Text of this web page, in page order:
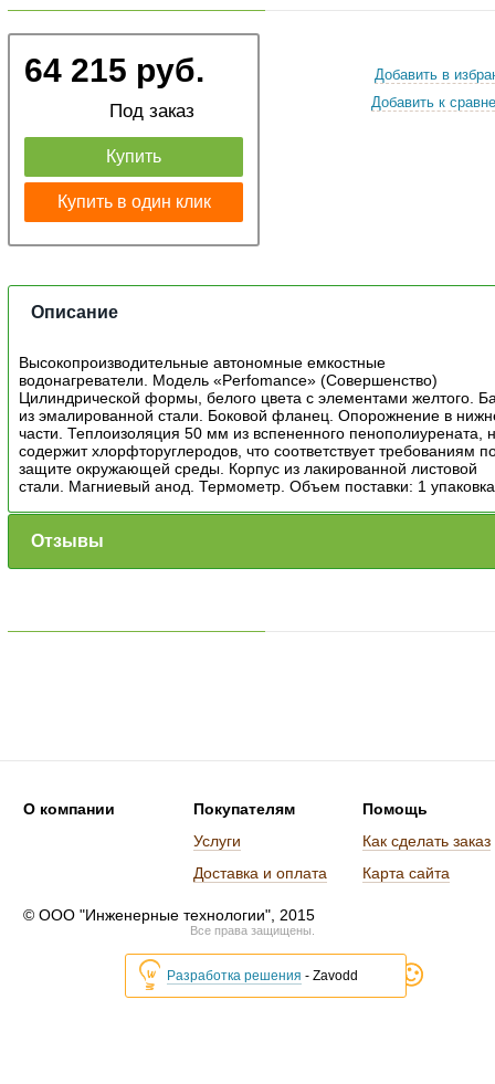
64 215 руб.
Под заказ
Купить
Купить в один клик
Добавить в
Добавить к
Описание
Высокопроизводительные автономные емкостные
водонагреватели. Модель «Perfomance» (Совершенство)
Цилиндрической формы, белого цвета с элементами желтого.
из эмалированной стали. Боковой фланец. Опорожнение в
части. Теплоизоляция 50 мм из вспененного пенополиурената,
содержит хлорфторуглеродов, что соответствует требованиям
защите окружающей среды. Корпус из лакированной листовой
стали. Магниевый анод. Термометр. Объем поставки: 1
Отзывы
О компании
Покупателям
Услуги
Доставка и оплата
Помощь
Как сделать заказ
Карта сайта
© ООО "Инженерные технологии", 2015
Все права защищены.
Разработка решения - Zavodd